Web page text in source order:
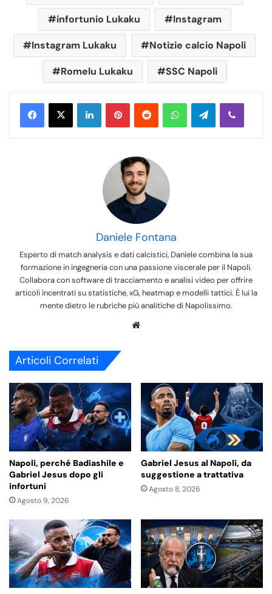
infortunio Lukaku Instagram
Instagram Lukaku Notizie calcio Napoli
Romelu Lukaku SSC Napoli
WhatsApp Telegram
Daniele Fontana
Esperto di match analysis e dati calcistici, Daniele combina la sua
formazione in ingegneria con una passione viscerale per il Napoli.
Collabora con software di tracciamento e analisi video per offrire
articoli incentrati su statistiche, xG, heatmap e modelli tattici. È lui la
mente dietro le rubriche più analitiche di Napolissimo.
Articoli Correlati
Napoli, perché Badiashile e
Gabriel Jesus dopo gli
infortuni
Agosto 9, 2026
Gabriel Jesus al Napoli, da
suggestione a trattativa
Agosto 8, 2026